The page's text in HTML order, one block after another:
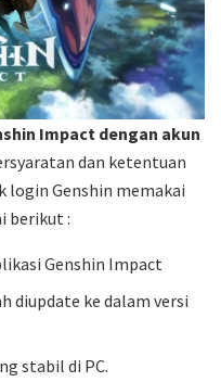
Impact dengan akun
dan ketentuan
login Genshin memakai
berikut :
Genshin Impact
diupdate ke dalam versi
stabil di PC.